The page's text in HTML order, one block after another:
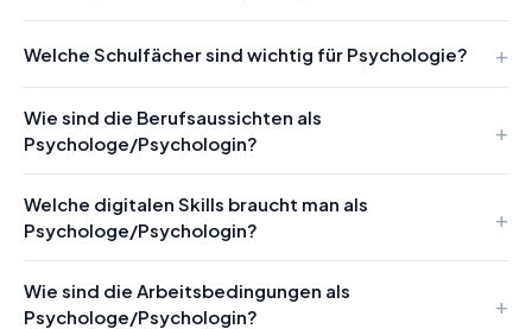
Welche Schulfächer sind wichtig für Psychologie?
Wie sind die Berufsaussichten als
Psychologe/Psychologin?
Welche digitalen Skills braucht man als
Psychologe/Psychologin?
Wie sind die Arbeitsbedingungen als
Psychologe/Psychologin?